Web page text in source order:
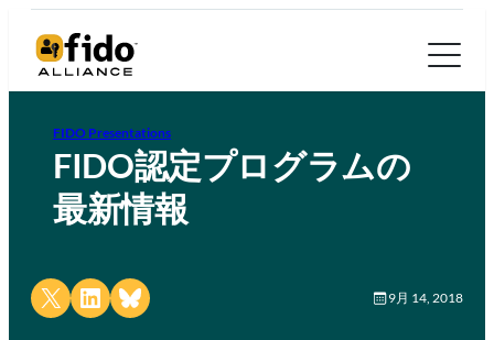
FIDO Presentations
FIDO認定プログラムの
最新情報
Share on X Share on LinkedIn
Share on Bluesky 9月 14, 2018